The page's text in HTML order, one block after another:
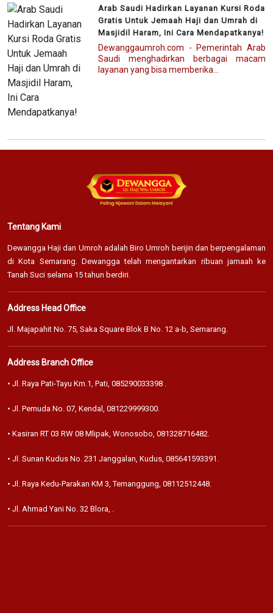
Arab Saudi Hadirkan Layanan Kursi Roda
Gratis Untuk Jemaah Haji dan Umrah di
Masjidil Haram, Ini Cara Mendapatkanya!
Dewanggaumroh.com - Pemerintah Arab
Saudi menghadirkan berbagai macam
layanan yang bisa memberika...
Tentang Kami
Dewangga Haji dan Umroh adalah Biro Umroh berijin dan berpengalaman
di Kota Semarang. Dewangga telah mengantarkan ribuan jamaah ke
Tanah Suci selama 15 tahun berdiri.
Address Head Office
Jl. Majapahit No. 75, Saka Square Blok B No. 12 a-b, Semarang.
Address Branch Office
• Jl. Raya Pati-Tayu Km.1, Pati, 085290033398
• Jl. Pemuda No. 07, Kendal, 081229999300
• Kasiran RT 03 RW 08 Mlipak, Wonosobo, 081328716482
• Jl. Sunan Kudus No. 231 Janggalan, Kudus, 085641593391
• Jl. Raya Kedu-Parakan KM 3, Temanggung, 08112512448
• Jl. Ahmad Yani No. 32 Blora,